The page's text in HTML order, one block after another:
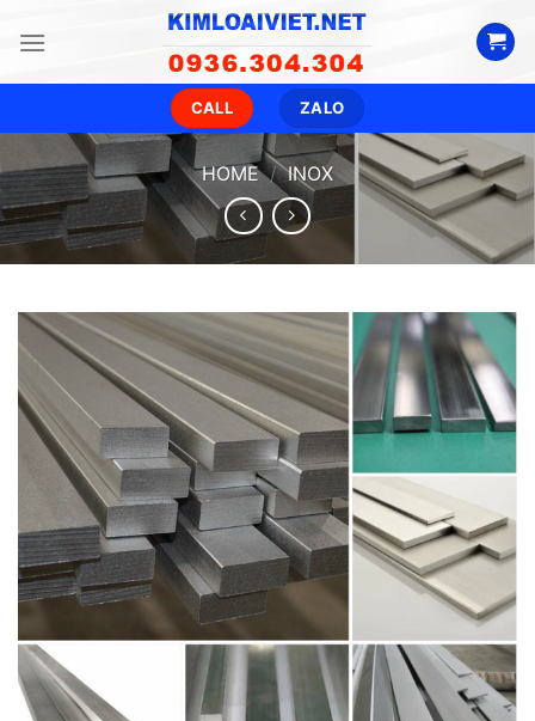
CALL ZALO
HOME / INOX